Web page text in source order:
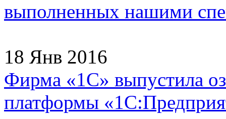
выполненных нашими
18 Янв 2016
Фирма «1С» выпустила
платформы